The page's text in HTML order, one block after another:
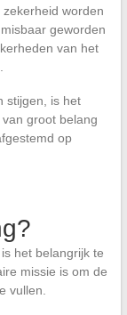
worden
geworden
van het
stijgen, is het
groot belang
op
het belangrijk te
missie is om de
vullen.